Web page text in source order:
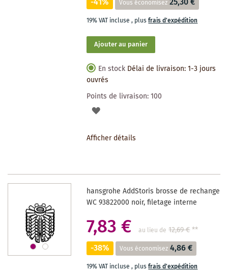
Vous économisez
19% VAT incluse, plusfrais d'expédition
Ajouter au panier
En stock Délai de livraison: 1-3 jours
ouvrés
Points de livraison:100
AJOUTER
SOUHAITS
Afficher détails
hansgrohe AddStoris brosse de rechange
WC 93822000 noir, filetage interne
7,83 € au lieu de 12,69 €**
-38% Vous économisez 4,86 €
19% VAT incluse, plusfrais d'expédition